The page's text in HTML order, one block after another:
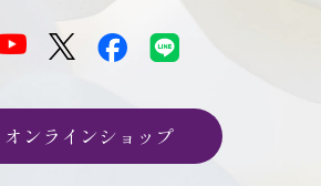
オンラインショップ